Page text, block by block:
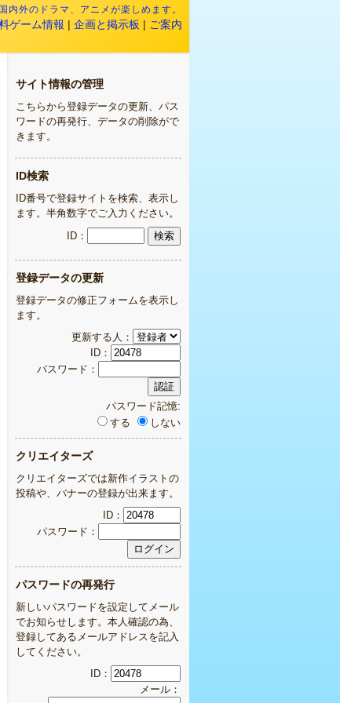
内外のドラマ、アニメが楽しめます。
ゲーム情報 | 企画と掲示板 | ご案内
サイト情報の管理
こちらから登録データの更新、パス
ワードの再発行、データの削除がで
きます。
ID検索
ID番号で登録サイトを検索、表示し
ます。半角数字でご入力ください。
ID：
登録データの更新
登録データの修正フォームを表示し
ます。
更新する人：
ID：
パスワード：
パスワード記憶:
する
しない
クリエイターズ
クリエイターズでは新作イラストの
投稿や、バナーの登録が出来ます。
ID：
パスワード：
パスワードの再発行
新しいパスワードを設定してメール
でお知らせします。本人確認の為、
登録してあるメールアドレスを記入
してください。
ID：
メール：